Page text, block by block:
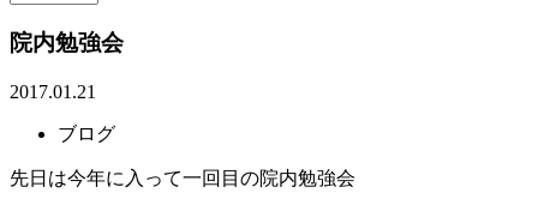
院内勉強会
2017.01.21
ブログ
先日は今年に入って一回目の院内勉強会